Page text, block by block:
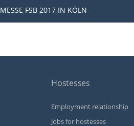
MESSE FSB 2017 IN KÖLN
Hostesses
Employment relationship
Jobs for hostesses